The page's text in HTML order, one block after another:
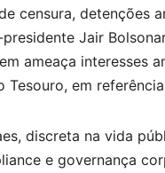
censura, detenções
Jair
ameaça interesses
Tesouro, em
discreta na vida
e governança